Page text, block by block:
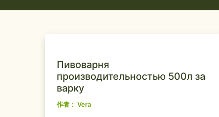
Пивоварня
производительностью 500л за
варку
作者： Vera